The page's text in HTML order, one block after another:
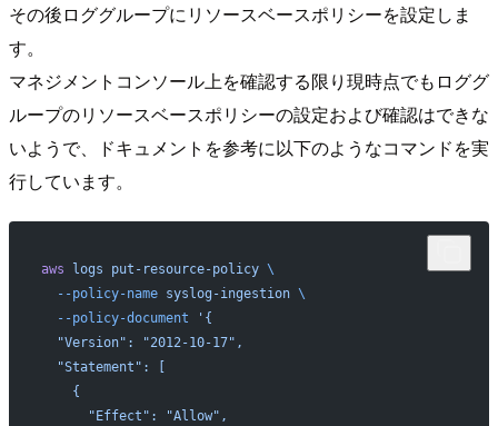
その後ロググループにリソースベースポリシーを設定しま
す。
マネジメントコンソール上を確認する限り現時点でもロググ
ループのリソースベースポリシーの設定および確認はできな
いようで、ドキュメントを参考に以下のようなコマンドを実
行しています。
aws logs put-resource-policy \
  --policy-name
syslog-ingestion \
  --policy-document
'{
  "Version": "2012-10-17",
  "Statement": [
    {
      "Effect": "Allow",